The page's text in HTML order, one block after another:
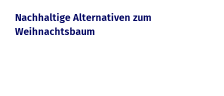
Nachhaltige Alternativen zum
Weihnachtsbaum